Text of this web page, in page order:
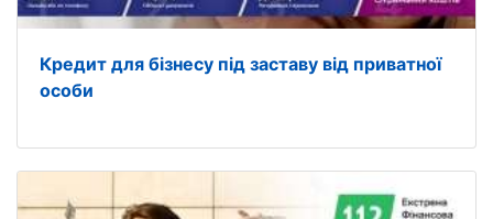
Кредит для бізнесу під заставу від приватної
особи